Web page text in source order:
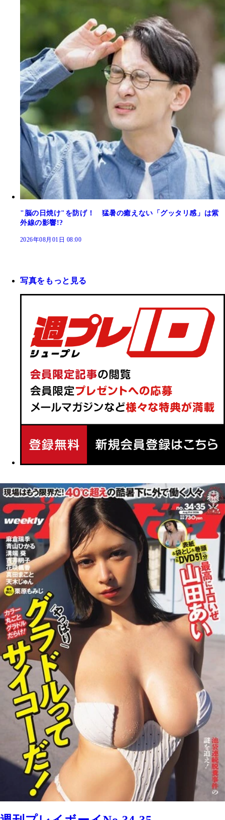
"脳の日焼け"を防げ！ 猛暑の癒えない「グッタリ感」は紫
外線の影響!?
2026年08月01日 08:00
写真をもっと見る